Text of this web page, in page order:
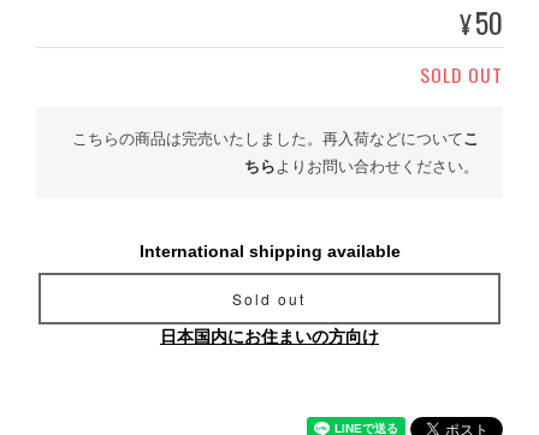
¥50
SOLD OUT
こちらの商品は完売いたしました。再入荷などについてこ
ちらよりお問い合わせください。
International shipping available
Sold out
日本国内にお住まいの方向け